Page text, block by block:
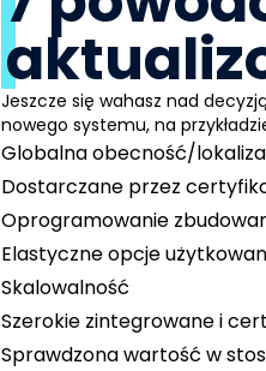
Jeszcze się wahasz nad
nowego systemu, na
Globalna obecność/
Dostarczane przez
Oprogramowanie
Elastyczne opcje
Skalowalność
Szerokie zintegrowane i
Sprawdzona wartość w